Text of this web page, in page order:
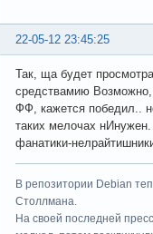
22-05-12 23:45:25
Так, ща будет
средствамию
ФФ, кажется победил..
таких мелочах
фанатики-
В репозитории Debian
Столлмана.
На своей последней